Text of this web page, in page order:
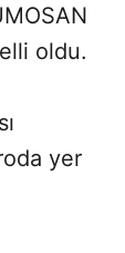
oldu.
yer